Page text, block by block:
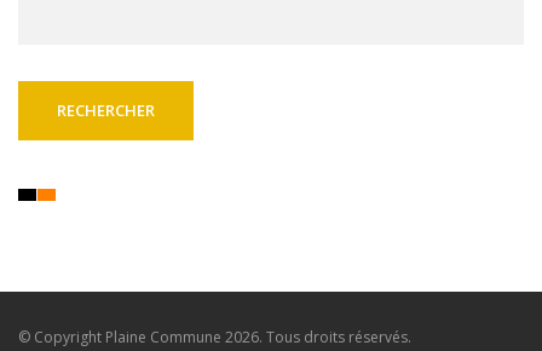
© Copyright Plaine Commune 2026. Tous droits réservés.